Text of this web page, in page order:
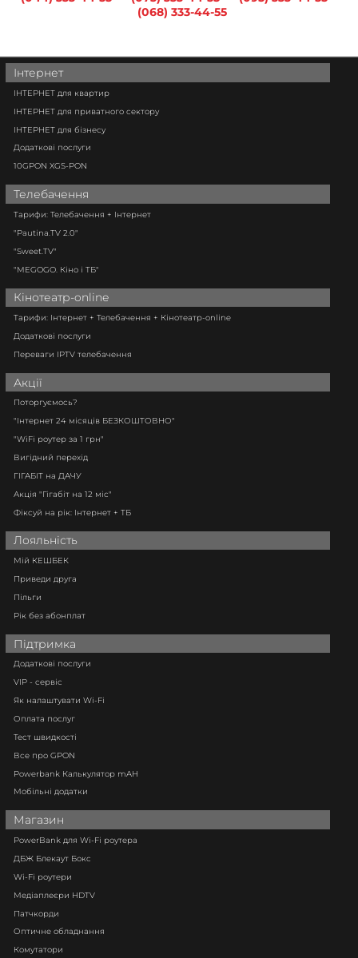
(068) 333-44-55
Інтернет
ІНТЕРНЕТ для квартир
ІНТЕРНЕТ для приватного сектору
ІНТЕРНЕТ для бізнесу
Додаткові послуги
10GPON XGS-PON
Телебачення
Тарифи: Телебачення + Інтернет
"Pautina.TV 2.0"
"Sweet.TV"
"MEGOGO. Кіно і ТБ"
Кінотеатр-online
Тарифи: Інтернет + Телебачення + Кінотеатр-online
Додаткові послуги
Переваги IPTV телебачення
Акції
Поторгуємось?
"Інтернет 24 місяців БЕЗКОШТОВНО"
"WiFi роутер за 1 грн"
Вигідний перехід
ГІГАБІТ на ДАЧУ
Акція "Гігабіт на 12 міс"
Фіксуй на рік: Інтернет + ТБ
Лояльність
Мій КЕШБЕК
Приведи друга
Пільги
Рік без абонплат
Підтримка
Додаткові послуги
VIP - сервіс
Як налаштувати Wi-Fi
Оплата послуг
Тест швидкості
Все про GPON
Powerbank Калькулятор mAH
Мобільні додатки
Магазин
PowerBank для Wi-Fi роутера
ДБЖ Блекаут Бокс
Wi-Fi роутери
Медіаплеєри HDTV
Патчкорди
Оптичне обладнання
Комутатори